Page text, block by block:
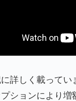
詳しく載ってい
ションにより増